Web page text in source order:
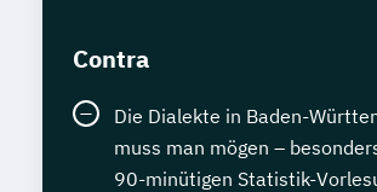
Contra
Die Dialekte in Baden-
muss man mögen –
90-minütigen Statistik-